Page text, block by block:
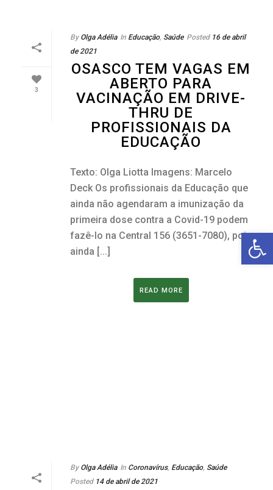
3
By Olga Adélia In Educação, Saúde Posted 16 de abril
de 2021
OSASCO TEM VAGAS EM
ABERTO PARA
VACINAÇÃO EM DRIVE-
THRU DE
PROFISSIONAIS DA
EDUCAÇÃO
Texto: Olga Liotta Imagens: Marcelo
Deck Os profissionais da Educação que
ainda não agendaram a imunização da
primeira dose contra a Covid-19 podem
fazê-lo na Central 156 (3651-7080), pois
ainda [...]
READ MORE
By Olga Adélia In Coronavírus, Educação, Saúde
Posted 14 de abril de 2021
Open toolbar